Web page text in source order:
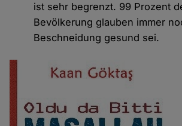
ist sehr begrenzt. 99 Prozent
Bevölkerung glauben immer
Beschneidung gesund sei.